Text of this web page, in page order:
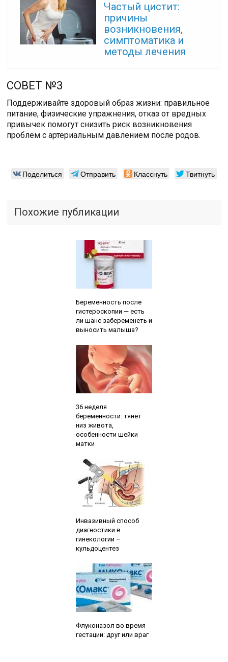
Частый цистит:
причины
возникновения,
симптоматика и
методы лечения
СОВЕТ №3
Поддерживайте здоровый образ жизни: правильное
питание, физические упражнения, отказ от вредных
привычек помогут снизить риск возникновения
проблем с артериальным давлением после родов.
Поделиться Отправить Класснуть Твитнуть
Похожие публикации
Беременность после
гистероскопии — есть
ли шанс забеременеть и
выносить малыша?
36 неделя
беременности: тянет
низ живота,
особенности шейки
матки
Инвазивный способ
диагностики в
гинекологии –
кульдоцентез
Флуконазол во время
гестации: друг или враг